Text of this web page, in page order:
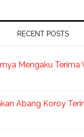
RECENT POSTS
Mengaku Terima
Abang Koroy